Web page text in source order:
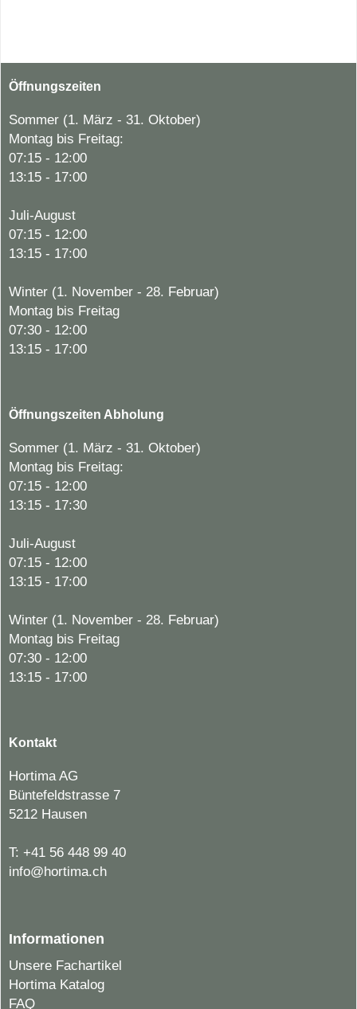
Öffnungszeiten
Sommer (1. März - 31. Oktober)
Montag bis Freitag:
07:15 - 12:00
13:15 - 17:00
Juli-August
07:15 - 12:00
13:15 - 17:00
Winter (1. November - 28. Februar)
Montag bis Freitag
07:30 - 12:00
13:15 - 17:00
Öffnungszeiten Abholung
Sommer (1. März - 31. Oktober)
Montag bis Freitag:
07:15 - 12:00
13:15 - 17:30
Juli-August
07:15 - 12:00
13:15 - 17:00
Winter (1. November - 28. Februar)
Montag bis Freitag
07:30 - 12:00
13:15 - 17:00
Kontakt
Hortima AG
Büntefeldstrasse 7
5212 Hausen
T: +41 56 448 99 40
info@hortima.ch
Informationen
Unsere Fachartikel
Hortima Katalog
FAQ